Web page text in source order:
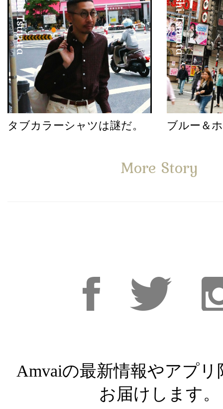
タブカラーシャツは謎だ。 ブルー＆
More Story
Amvaiの最新情報やアプリ
お届けします。